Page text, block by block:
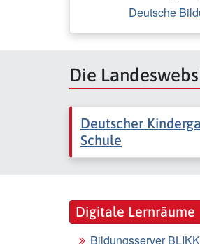
Deutsche
Die
Deutscher
Schule
Digitale Lernräume
Bildungsserver BLIKK